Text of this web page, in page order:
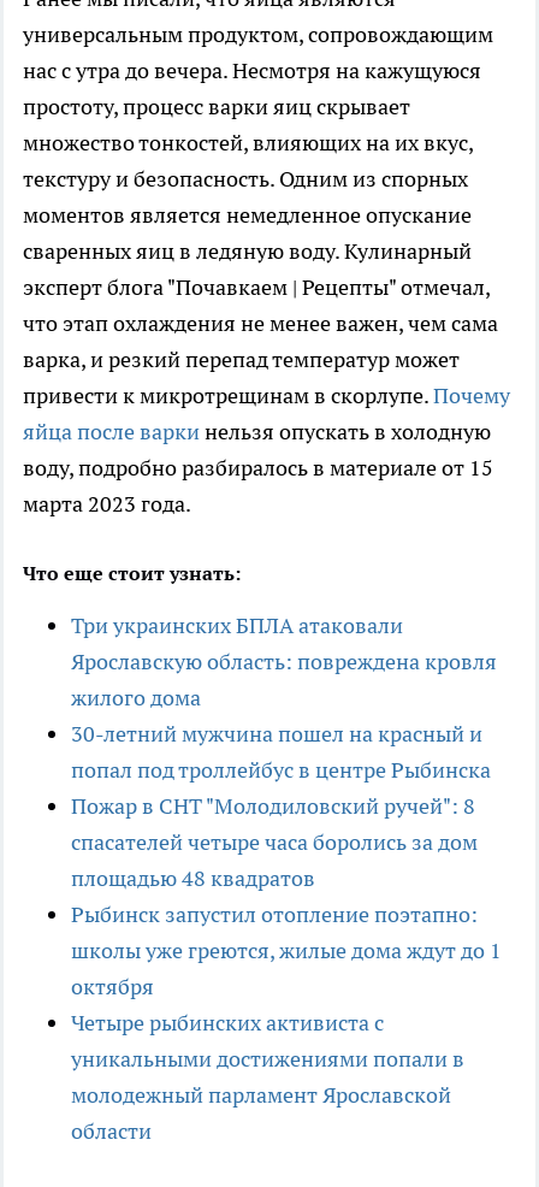
универсальным продуктом, сопровождающим
нас с утра до вечера. Несмотря на кажущуюся
простоту, процесс варки яиц скрывает
множество тонкостей, влияющих на их вкус,
текстуру и безопасность. Одним из спорных
моментов является немедленное опускание
сваренных яиц в ледяную воду. Кулинарный
эксперт блога "Почавкаем | Рецепты" отмечал,
что этап охлаждения не менее важен, чем сама
варка, и резкий перепад температур может
привести к микротрещинам в скорлупе.Почему
яйца после варкинельзя опускать в холодную
воду, подробно разбиралось в материале от 15
марта 2023 года.
Что еще стоит узнать:
Три украинских БПЛА атаковали
Ярославскую область: повреждена кровля
жилого дома
30-летний мужчина пошел на красный и
попал под троллейбус в центре Рыбинска
Пожар в СНТ "Молодиловский ручей": 8
спасателей четыре часа боролись за дом
площадью 48 квадратов
Рыбинск запустил отопление поэтапно:
школы уже греются, жилые дома ждут до 1
октября
Четыре рыбинских активиста с
уникальными достижениями попали в
молодежный парламент Ярославской
области